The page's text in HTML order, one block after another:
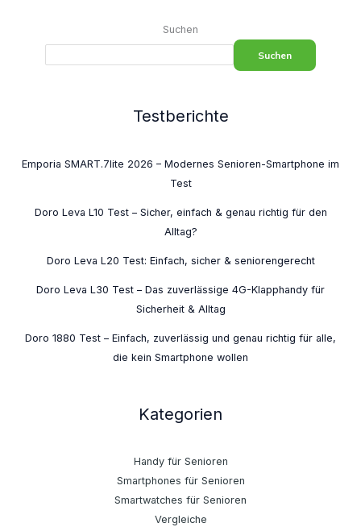
Suchen
Suchen
Testberichte
Emporia SMART.7lite 2026 – Modernes Senioren-Smartphone im
Test
Doro Leva L10 Test – Sicher, einfach & genau richtig für den
Alltag?
Doro Leva L20 Test: Einfach, sicher & seniorengerecht
Doro Leva L30 Test – Das zuverlässige 4G-Klapphandy für
Sicherheit & Alltag
Doro 1880 Test – Einfach, zuverlässig und genau richtig für alle,
die kein Smartphone wollen
Kategorien
Handy für Senioren
Smartphones für Senioren
Smartwatches für Senioren
Vergleiche